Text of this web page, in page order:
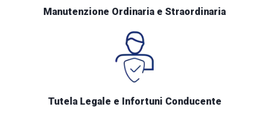
Manutenzione Ordinaria e Straordinaria
Tutela Legale e Infortuni Conducente